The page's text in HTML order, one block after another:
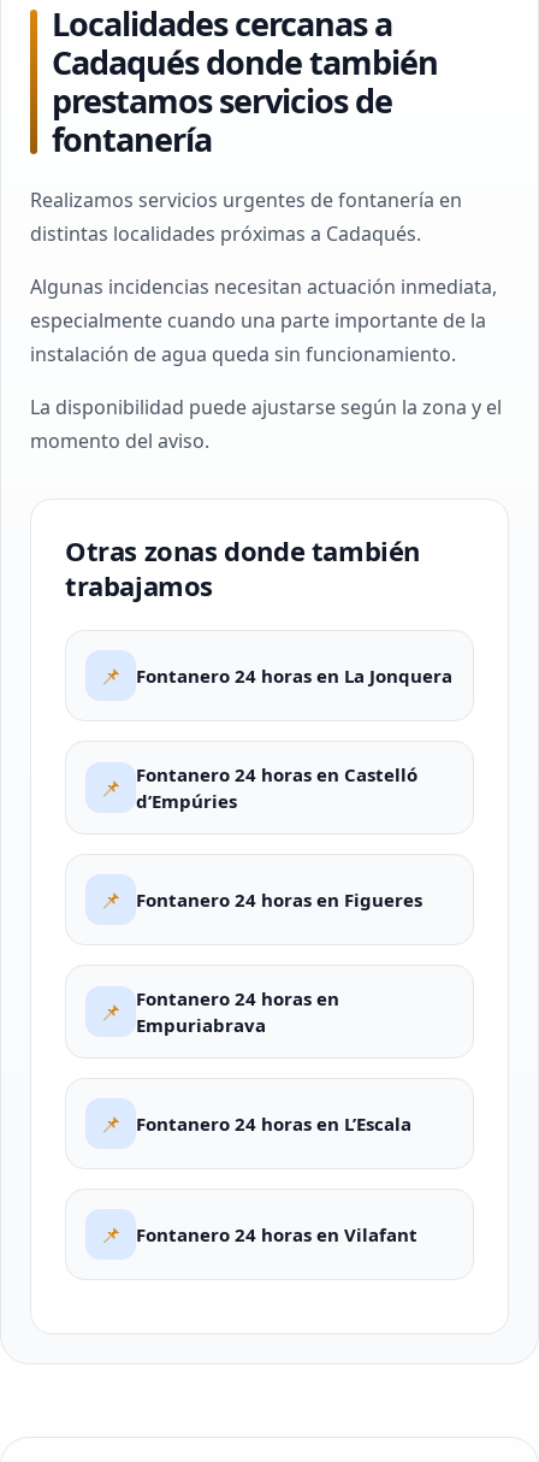
Localidades cercanas a
Cadaqués donde también
prestamos servicios de
fontanería
Realizamos servicios urgentes de fontanería en
distintas localidades próximas a Cadaqués.
Algunas incidencias necesitan actuación inmediata,
especialmente cuando una parte importante de la
instalación de agua queda sin funcionamiento.
La disponibilidad puede ajustarse según la zona y el
momento del aviso.
Otras zonas donde también
trabajamos
📌 Fontanero 24 horas en La Jonquera
📌
Fontanero 24 horas en Castelló
d’Empúries
📌 Fontanero 24 horas en Figueres
📌
Fontanero 24 horas en
Empuriabrava
📌 Fontanero 24 horas en L’Escala
📌 Fontanero 24 horas en Vilafant